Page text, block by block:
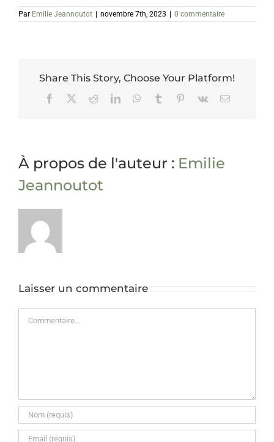
Par Emilie Jeannoutot novembre 7th, 2023 0 commentaire
Share This Story, Choose Your Platform!
Facebook RedditLinkedInWhatsApp
Tumblr Pinterest
Vk Email
À propos de l'auteur : Emilie
Jeannoutot
Laisser un commentaire